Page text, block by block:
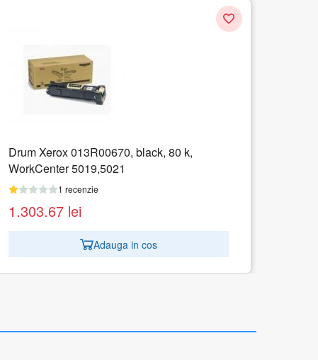
Drum Xerox 013R00670, black, 80 k,
WorkCenter 5019,5021
1 recenzie
1.303.67 lei
Adauga in cos